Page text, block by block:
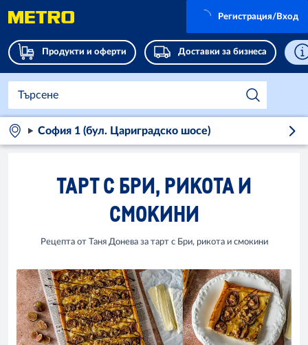
Продукти и оферти Доставки за бизнеса
Регистрация/Вход
София 1 (бул. Цариградско шосе)
ТАРТ С БРИ, РИКОТА И
СМОКИНИ
Рецепта от Таня Донева за тарт с Бри, рикота и смокини